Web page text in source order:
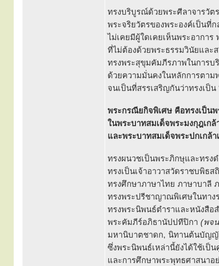
ทรงบริบูรณ์ด้วยพระศีลาจารวัต
พระจริยวัตรของพระองค์เป็นที่
ไม่เคยมีผู้ใดเคยเห็นพระอากา
ที่ไม่ต้องด้วยพระธรรมวินัยและ
ทรงพระสุขุมคัมภีรภาพในการบ
ด้วยความมั่นคงในหลักการตาม
จนเป็นที่สรรเสริญกันว่าทรงเป็
พระกรณียกิจพิเศษ คือทรงเป็นพ
ในพระบาทสมเด็จพระมงกุฎเก
และพระบาทสมเด็จพระปกเกล้
ทรงผนวชเป็นพระภิกษุและทร
ทรงเป็นเจ้าอาวาสวัดราชบพิธ
ทรงศึกษาภาษาไทย ภาษาบาลี
ทรงพระปรีชาญาณพิเศษในทาง
ทรงพระนิพนธ์ตำราและหนังสือ
พระคัมภีร์อภิธานัปปทีปิกา (พจ
มหานิบาตชาดก, นิทานต้นบัญญั
ซึ่งพระนิพนธ์เหล่านี้ยังได้ใช้เป็
และการศึกษาพระพุทธศาสนา